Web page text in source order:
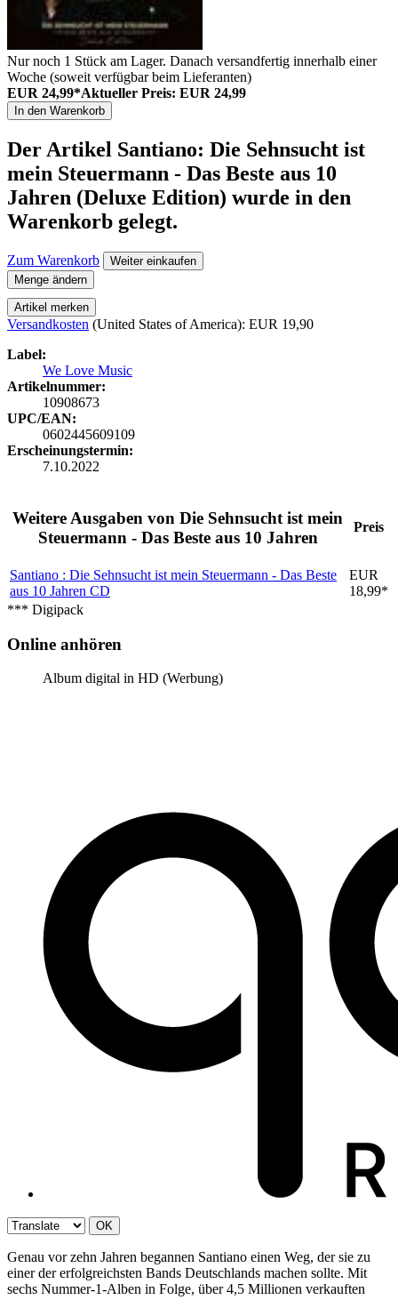
Nur noch 1 Stück am Lager. Danach versandfertig innerhalb einer
Woche (soweit verfügbar beim Lieferanten)
EUR 24,99*Aktueller Preis: EUR 24,99
In den Warenkorb
Der Artikel Santiano: Die Sehnsucht ist
mein Steuermann - Das Beste aus 10
Jahren (Deluxe Edition) wurde in den
Warenkorb gelegt.
Zum Warenkorb
Weiter einkaufen
Menge ändern
Artikel merken
Versandkosten (United States of America): EUR 19,90
Label:
We Love Music
Artikelnummer:
10908673
UPC/EAN:
0602445609109
Erscheinungstermin:
7.10.2022
Weitere Ausgaben von Die Sehnsucht ist mein
Steuermann - Das Beste aus 10 Jahren
Preis
Santiano : Die Sehnsucht ist mein Steuermann - Das Beste
aus 10 Jahren CD
EUR
18,99*
*** Digipack
Online anhören
Album digital in HD (Werbung)
OK
Genau vor zehn Jahren begannen Santiano einen Weg, der sie zu
einer der erfolgreichsten Bands Deutschlands machen sollte. Mit
sechs Nummer-1-Alben in Folge, über 4,5 Millionen verkauften